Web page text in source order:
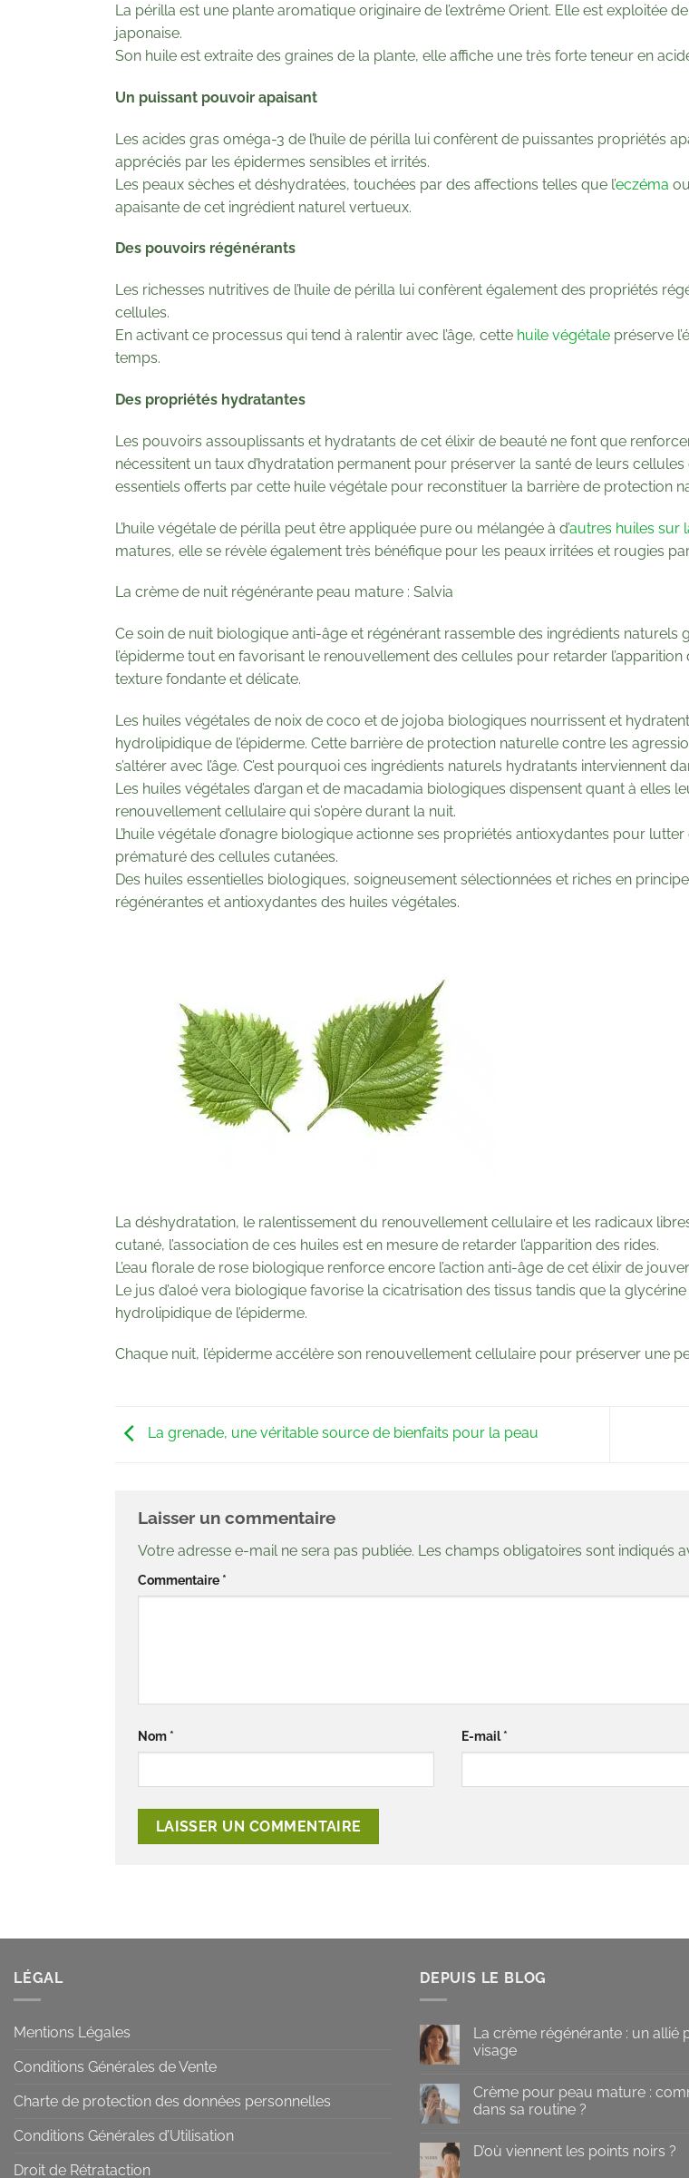
La périlla est une plante aromatique originaire de l’extrême Orient. Elle est exploitée
japonaise.
Son huile est extraite des graines de la plante, elle affiche une très forte teneur en
Un puissant pouvoir apaisant
Les acides gras oméga-3 de l’huile de périlla lui confèrent de puissantes propriétés
appréciés par les épidermes sensibles et irrités.
Les peaux sèches et déshydratées, touchées par des affections telles que l’eczéma
apaisante de cet ingrédient naturel vertueux.
Des pouvoirs régénérants
Les richesses nutritives de l’huile de périlla lui confèrent également des propriétés
cellules.
En activant ce processus qui tend à ralentir avec l’âge, cette huile végétale préserve
temps.
Des propriétés hydratantes
Les pouvoirs assouplissants et hydratants de cet élixir de beauté ne font que
nécessitent un taux d’hydratation permanent pour préserver la santé de leurs
essentiels offerts par cette huile végétale pour reconstituer la barrière de protection
L’huile végétale de périlla peut être appliquée pure ou mélangée à d’autres huiles sur
matures, elle se révèle également très bénéfique pour les peaux irritées et rougies
La crème de nuit régénérante peau mature : Salvia
Ce soin de nuit biologique anti-âge et régénérant rassemble des ingrédients
l’épiderme tout en favorisant le renouvellement des cellules pour retarder
texture fondante et délicate.
Les huiles végétales de noix de coco et de jojoba biologiques nourrissent et
hydrolipidique de l’épiderme. Cette barrière de protection naturelle contre les
s’altérer avec l’âge. C’est pourquoi ces ingrédients naturels hydratants
Les huiles végétales d’argan et de macadamia biologiques dispensent quant à elles
renouvellement cellulaire qui s’opère durant la nuit.
L’huile végétale d’onagre biologique actionne ses propriétés antioxydantes pour
prématuré des cellules cutanées.
Des huiles essentielles biologiques, soigneusement sélectionnées et riches en
régénérantes et antioxydantes des huiles végétales.
La déshydratation, le ralentissement du renouvellement cellulaire et les radicaux
cutané, l’association de ces huiles est en mesure de retarder l’apparition des rides.
L’eau florale de rose biologique renforce encore l’action anti-âge de cet élixir de
Le jus d’aloé vera biologique favorise la cicatrisation des tissus tandis que la
hydrolipidique de l’épiderme.
Chaque nuit, l’épiderme accélère son renouvellement cellulaire pour préserver une
La grenade, une véritable source de bienfaits pour la peau
Laisser un commentaire
Votre adresse e-mail ne sera pas publiée. Les champs obligatoires sont indiqués
Commentaire *
Nom * E-mail*
LÉGAL
Mentions Légales
Conditions Générales de Vente
Charte de protection des données personnelles
Conditions Générales d’Utilisation
Droit de Rétrataction
DEPUIS LE BLOG
La crème régénérante : un allié
visage
sur
La
crème
un
Crème pour peau mature :
dans sa routine ?
sur
D’où viennent les points noirs ?